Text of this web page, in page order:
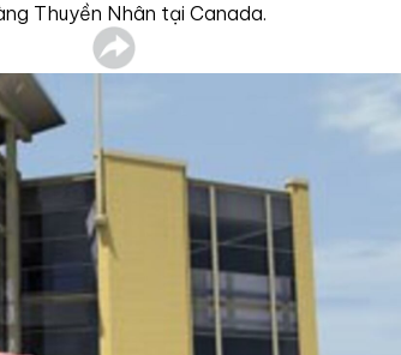
Thuyền Nhân tại Canada.